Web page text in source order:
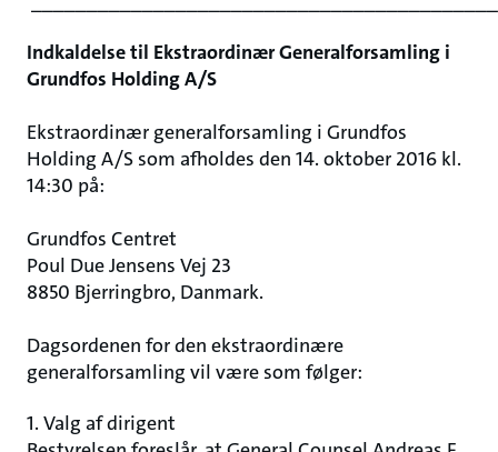
Indkaldelse til Ekstraordinær Generalforsamling i
Grundfos Holding A/S
Ekstraordinær generalforsamling i Grundfos
Holding A/S som afholdes den 14. oktober 2016 kl.
14:30 på:
Grundfos Centret
Poul Due Jensens Vej 23
8850 Bjerringbro, Danmark.
Dagsordenen for den ekstraordinære
generalforsamling vil være som følger:
1. Valg af dirigent